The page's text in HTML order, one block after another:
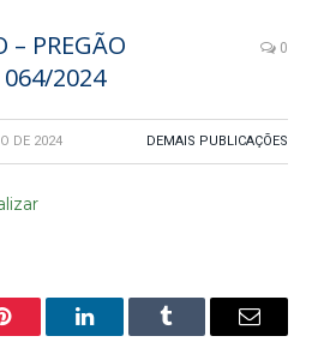
– PREGÃO
064/2024
0
DE 2024 DEMAIS PUBLICAÇÕES
Pinterest LinkedInTumblr
E-